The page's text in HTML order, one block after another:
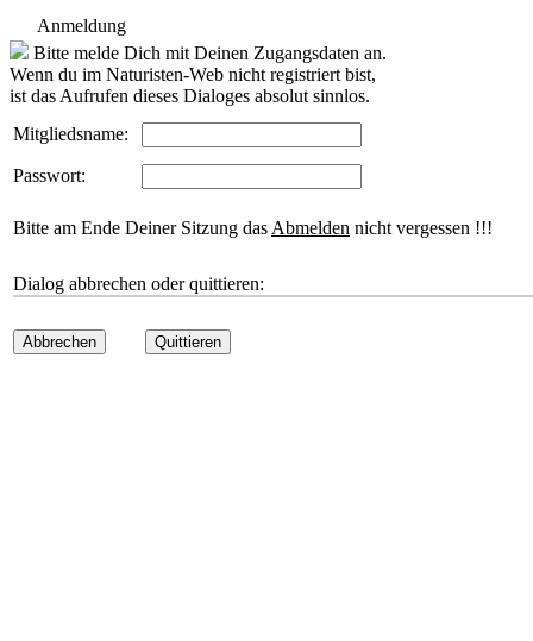
Anmeldung
Bitte melde Dich mit Deinen Zugangsdaten an.
Wenn du im Naturisten-Web nicht registriert bist,
ist das Aufrufen dieses Dialoges absolut sinnlos.
Mitgliedsname:
Passwort:
Bitte am Ende Deiner Sitzung das Abmelden nicht vergessen !!!
Dialog abbrechen oder quittieren:
Abbrechen Quittieren